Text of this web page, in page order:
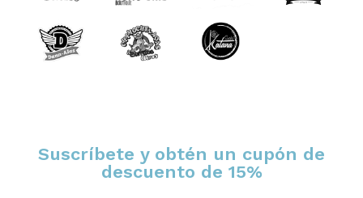
Suscríbete y obtén un cupón de
descuento de 15%